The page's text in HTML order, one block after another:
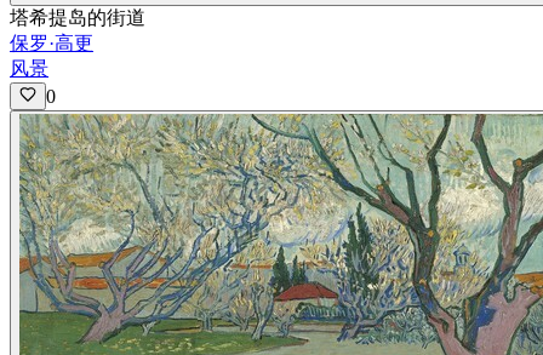
塔希提岛的街道
保罗·高更
风景
0